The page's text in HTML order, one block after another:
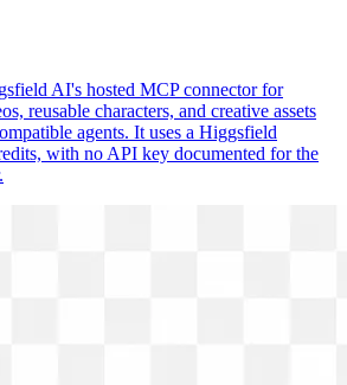
AI's hosted MCP connector for
reusable characters, and creative assets
agents. It uses a Higgsfield
with no API key documented for the